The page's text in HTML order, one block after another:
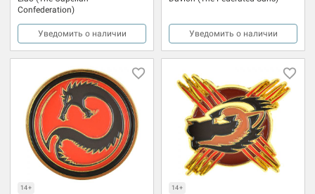
Confederation)
Уведомить о наличии Уведомить о наличии
14+ 14+